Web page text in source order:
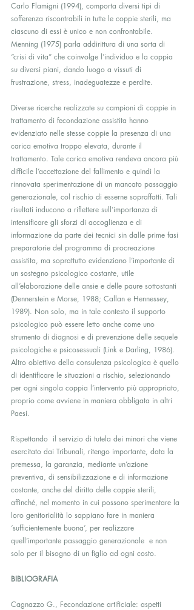
Carlo Flamigni (1994), comporta diversi tipi di
sofferenza riscontrabili in tutte le coppie sterili, ma
ciascuno di essi è unico e non confrontabile.
Menning (1975) parla addirittura di una sorta di
“crisi di vita” che coinvolge l’individuo e la coppia
su diversi piani, dando luogo a vissuti di
frustrazione, stress, inadeguatezze e perdite.
Diverse ricerche realizzate su campioni di coppie in
trattamento di fecondazione assistita hanno
evidenziato nelle stesse coppie la presenza di una
carica emotiva troppo elevata, durante il
trattamento. Tale carica emotiva rendeva ancora più
difficile l’accettazione del fallimento e quindi la
rinnovata sperimentazione di un mancato passaggio
generazionale, col rischio di esserne sopraffatti. Tali
risultati inducono a riflettere sull’importanza di
intensificare gli sforzi di accoglienza e di
informazione da parte dei tecnici sin dalle prime fasi
preparatorie del programma di procreazione
assistita, ma soprattutto evidenziano l’importante di
un sostegno psicologico costante, utile
all’elaborazione delle ansie e delle paure sottostanti
(Dennerstein e Morse, 1988; Callan e Hennessey,
1989). Non solo, ma in tale contesto il supporto
psicologico può essere letto anche come uno
strumento di diagnosi e di prevenzione delle sequele
psicologiche e psicosessuali (Link e Darling, 1986).
Altro obiettivo della consulenza psicologica è quello
di identificare le situazioni a rischio, selezionando
per ogni singola coppia l’intervento più appropriato,
proprio come avviene in maniera obbligata in altri
Paesi.
Rispettando  il servizio di tutela dei minori che viene
esercitato dai Tribunali, ritengo importante, data la
premessa, la garanzia, mediante un’azione
preventiva, di sensibilizzazione e di informazione
costante, anche del diritto delle coppie sterili,
affinché, nel momento in cui possono sperimentare la
loro genitorialità lo sappiano fare in maniera
‘sufficientemente buona’, per realizzare
quell’importante passaggio generazionale  e non
solo per il bisogno di un figlio ad ogni costo.
BIBLIOGRAFIA
Cagnazzo G., Fecondazione artificiale: aspetti